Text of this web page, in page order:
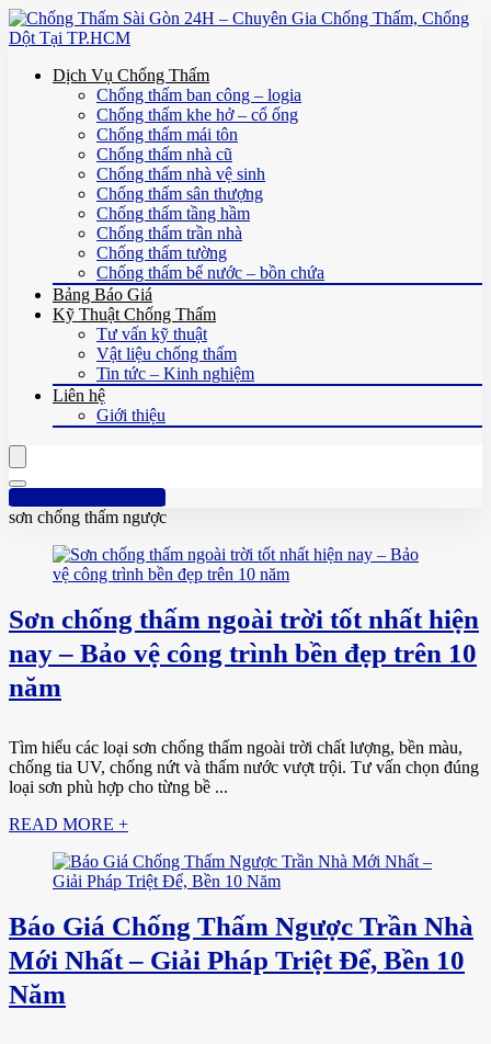
Dịch Vụ Chống Thấm
Chống thấm ban công – logia
Chống thấm khe hở – cổ ống
Chống thấm mái tôn
Chống thấm nhà cũ
Chống thấm nhà vệ sinh
Chống thấm sân thượng
Chống thấm tầng hầm
Chống thấm trần nhà
Chống thấm tường
Chống thấm bể nước – bồn chứa
Bảng Báo Giá
Kỹ Thuật Chống Thấm
Tư vấn kỹ thuật
Vật liệu chống thấm
Tin tức – Kinh nghiệm
Liên hệ
Giới thiệu
Hotline: 0961 894 472
sơn chống thấm ngược
Sơn chống thấm ngoài trời tốt nhất hiện
nay – Bảo vệ công trình bền đẹp trên 10
năm
Tìm hiểu các loại sơn chống thấm ngoài trời chất lượng, bền màu,
chống tia UV, chống nứt và thấm nước vượt trội. Tư vấn chọn đúng
loại sơn phù hợp cho từng bề ...
READ MORE +
Báo Giá Chống Thấm Ngược Trần Nhà
Mới Nhất – Giải Pháp Triệt Để, Bền 10
Năm